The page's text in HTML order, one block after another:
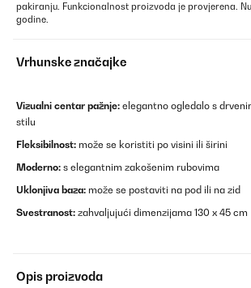
pakiranju. Funkcionalnost proizvoda je provjerena.
godine.
Vrhunske značajke
Vizualni centar pažnje: elegantno ogledalo s
stilu
Fleksibilnost: može se koristiti po visini ili širini
Moderno: s elegantnim zakošenim rubovima
Uklonjiva baza: može se postaviti na pod ili na zid
Svestranost: zahvaljujući dimenzijama 130 x 45 cm
Opis proizvoda